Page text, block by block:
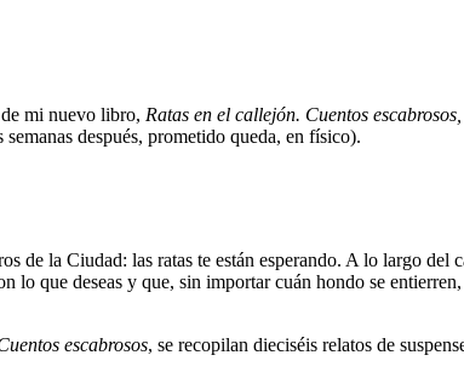
mi nuevo libro, Ratas en el callejón. Cuentos escabrosos,
después, prometido queda, en físico).
de la Ciudad: las ratas te están esperando. A lo largo
lo que deseas y que, sin importar cuán hondo se
escabrosos, se recopilan dieciséis relatos de